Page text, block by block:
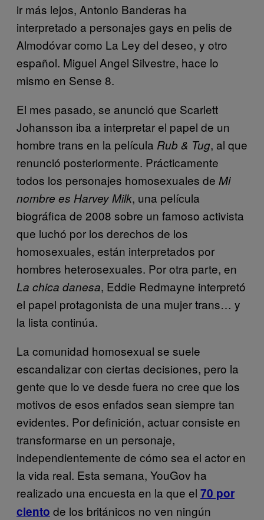
ir más lejos, Antonio Banderas ha
interpretado a personajes gays en pelis de
Almodóvar como La Ley del deseo, y otro
español. Miguel Angel Silvestre, hace lo
mismo en Sense 8.
El mes pasado, se anunció que Scarlett
Johansson iba a interpretar el papel de un
hombre trans en la película Rub & Tug, al que
renunció posteriormente. Prácticamente
todos los personajes homosexuales de Mi
nombre es Harvey Milk, una película
biográfica de 2008 sobre un famoso activista
que luchó por los derechos de los
homosexuales, están interpretados por
hombres heterosexuales. Por otra parte, en
La chica danesa, Eddie Redmayne interpretó
el papel protagonista de una mujer trans… y
la lista continúa.
La comunidad homosexual se suele
escandalizar con ciertas decisiones, pero la
gente que lo ve desde fuera no cree que los
motivos de esos enfados sean siempre tan
evidentes. Por definición, actuar consiste en
transformarse en un personaje,
independientemente de cómo sea el actor en
la vida real. Esta semana, YouGov ha
realizado una encuesta en la que el 70 por
ciento de los británicos no ven ningún